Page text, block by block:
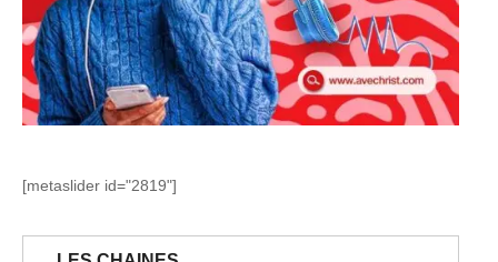
[metaslider id="2819"]